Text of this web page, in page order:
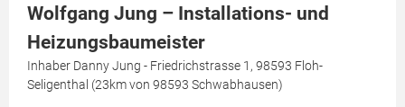
Wolfgang Jung – Installations- und
Heizungsbaumeister
Inhaber Danny Jung - Friedrichstrasse 1, 98593 Floh-
Seligenthal (23km von 98593 Schwabhausen)